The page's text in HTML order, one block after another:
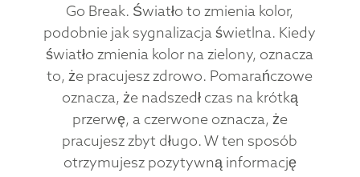
Go Break. Światło to zmienia kolor,
podobnie jak sygnalizacja świetlna. Kiedy
światło zmienia kolor na zielony, oznacza
to, że pracujesz zdrowo. Pomarańczowe
oznacza, że nadszedł czas na krótką
przerwę, a czerwone oznacza, że
pracujesz zbyt długo. W ten sposób
otrzymujesz pozytywną informację